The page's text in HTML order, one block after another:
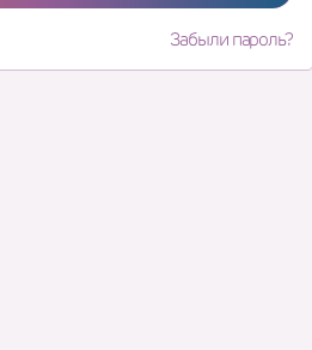
Забыли пароль?